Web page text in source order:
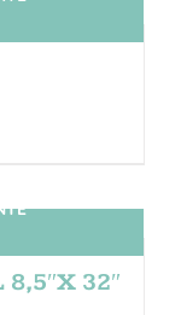
8,5″X 32″